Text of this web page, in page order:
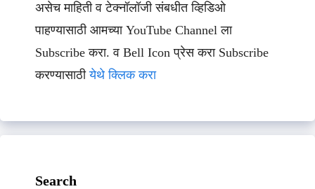
असेच माहिती व टेक्नॉलॉजी संबधीत व्हिडिओ
पाहण्यासाठी आमच्या YouTube Channel ला
Subscribe करा. व Bell Icon प्रेस करा Subscribe
करण्यासाठीयेथे क्लिक करा
Search